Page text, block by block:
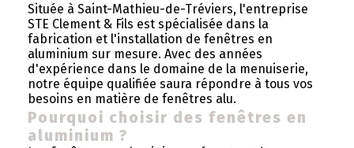
Située à Saint-Mathieu-de-Tréviers, l'entreprise
STE Clement & Fils est spécialisée dans la
fabrication et l'installation de fenêtres en
aluminium sur mesure. Avec des années
d'expérience dans le domaine de la menuiserie,
notre équipe qualifiée saura répondre à tous vos
besoins en matière de fenêtres alu.
Pourquoi choisir des fenêtres en
aluminium ?